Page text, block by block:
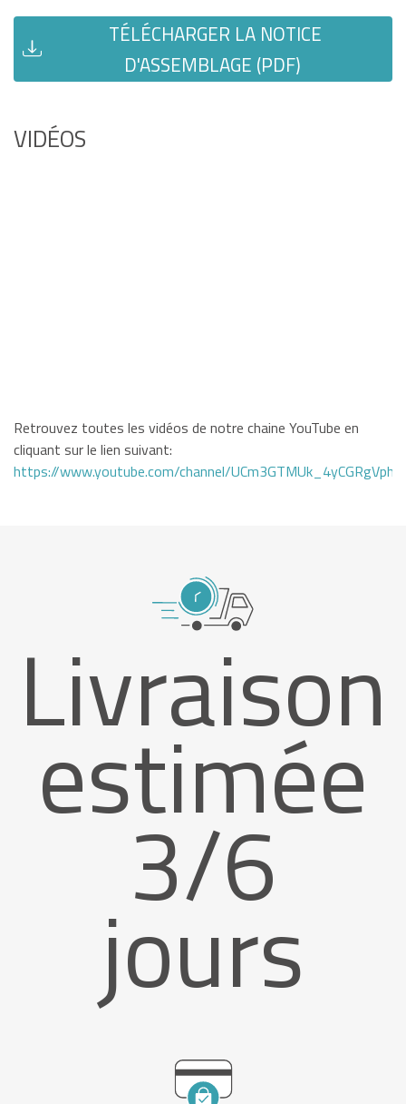
TÉLÉCHARGER LA NOTICE
D'ASSEMBLAGE (PDF)
VIDÉOS
Retrouvez toutes les vidéos de notre chaine YouTube en
cliquant sur le lien suivant:
https://www.youtube.com/channel/
Livraison
estimée
3/6
jours